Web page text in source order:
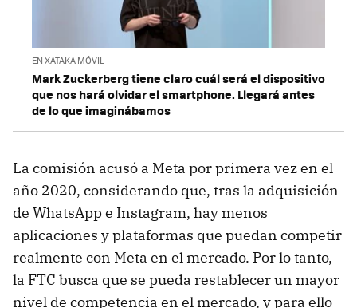
EN XATAKA MÓVIL
Mark Zuckerberg tiene claro cuál será el dispositivo
que nos hará olvidar el smartphone. Llegará antes
de lo que imaginábamos
La comisión acusó a Meta por primera vez en el
año 2020, considerando que, tras la adquisición
de WhatsApp e Instagram, hay menos
aplicaciones y plataformas que puedan competir
realmente con Meta en el mercado. Por lo tanto,
la FTC busca que se pueda restablecer un mayor
nivel de competencia en el mercado, y para ello